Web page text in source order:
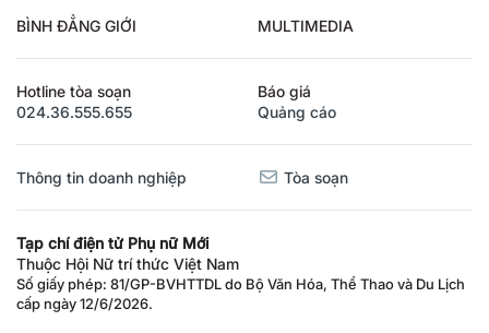
BÌNH ĐẲNG GIỚI MULTIMEDIA
Hotline tòa soạn
024.36.555.655
Báo giá
Quảng cáo
Thông tin doanh nghiệp Tòa soạn
Tạp chí điện tử Phụ nữ Mới
Thuộc Hội Nữ trí thức Việt Nam
Số giấy phép: 81/GP-BVHTTDL do Bộ Văn Hóa, Thể Thao và Du Lịch
cấp ngày 12/6/2026.